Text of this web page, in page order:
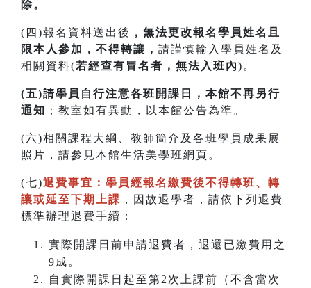
除。
(四)報名資料送出後 ，無法更改報名學員姓名且
限本人參加，不得轉讓， 請謹慎輸入學員姓名及
相關資料(若經查有冒名者，無法入班內)。
(五)請學員自行注意各班開課日，本館不再另行
通知 ；教室如有異動，以本館公告為準。
(六)相關課程大綱、教師簡介及各班學員成果展
照片，請參見本館生活美學班網頁。
(七)退費事宜：學員經報名繳費後不得轉班、 轉
讓或延至下期上課 ，因故退學者，請依下列退費
標準辦理退費手續：
實際開課日前申請退費者，退還已繳費用之
9成。
自實際開課日起至第2次上課前（不含當次